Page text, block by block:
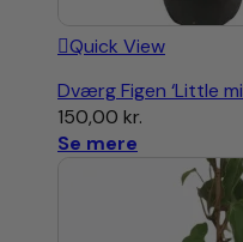
Quick View
Dværg Figen ‘Little
150,00 kr.
Se mere